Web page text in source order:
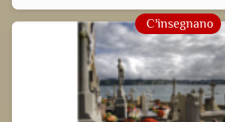
C'insegnano